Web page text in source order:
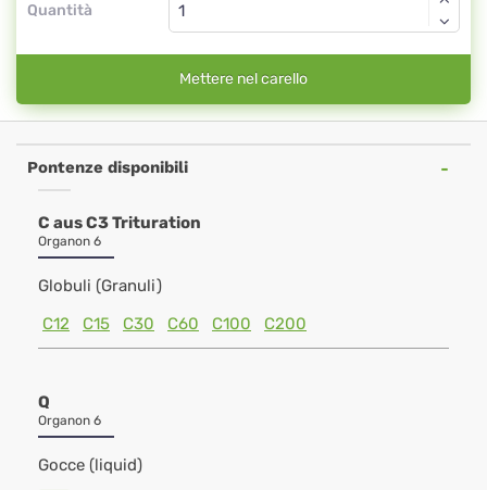
Quantità
Mettere nel carello
Pontenze disponibili
C aus C3 Trituration
Organon 6
Globuli (Granuli)
C12
C15 C30 C60 C100 C200
Q
Organon 6
Gocce (liquid)